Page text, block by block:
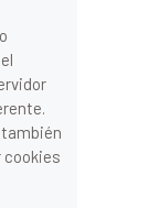
cookies